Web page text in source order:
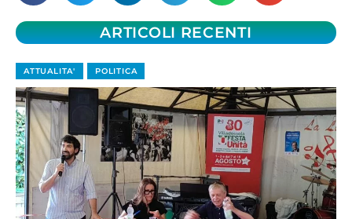
ARTICOLI RECENTI
ATTUALITA' POLITICA